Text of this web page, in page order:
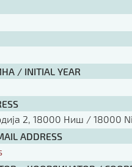
/ INITIAL YEAR
2, 18000 Ниш / 18000
ADDRESS